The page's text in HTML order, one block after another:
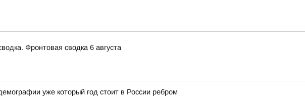
Фронтовая сводка 6 августа
уже который год стоит в России ребром